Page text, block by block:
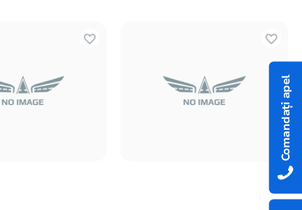
Comandați apel